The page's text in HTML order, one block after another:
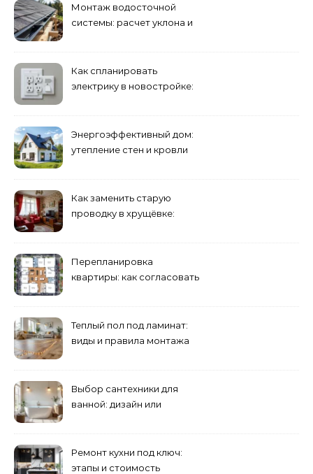
Монтаж водосточной
системы: расчет уклона и
Как спланировать
электрику в новостройке:
Энергоэффективный дом:
утепление стен и кровли
Как заменить старую
проводку в хрущёвке:
Перепланировка
квартиры: как согласовать
Теплый пол под ламинат:
виды и правила монтажа
Выбор сантехники для
ванной: дизайн или
Ремонт кухни под ключ:
этапы и стоимость